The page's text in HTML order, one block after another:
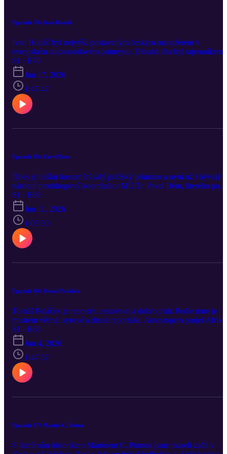
Epizoda 70: Ivan Hodáč
Ivan Hodáč byl nejvýše postaveným českým manažerem v
evropském automobilovém průmyslu. Dlouhá léta byl tajemníkem
Evropské asociace automobilového průmyslu. Mluvili jsme tedy
především o budoucnosti tohoto odvětví ve světle čínské
konkurence a nástupu elektromobility. Ale povídali jsme si i o
jeho působištích, třeba ve Warner Bros. Zajímaví jsou taky Ivanovi
předci. Tatínek – taktéž Ivan – byl nejslavnější prvorepublikový
automobilový závodník a jeho tetou byla herečka Nataša Gollová.
Hned po 21. srpnu 1968 Ivan emigroval. Usadil se v Dánsku, kde
S1 · E70
Jun 17, 2026
1:47:47
Epizoda 69: Pavel Bém
Dnes je naším hostem bývalý pražský primátor a nyní už i bývalý
národní protidrogový koordinátor MUDr. Pavel Bém, kterého po
třech měsících ve funkci vyhodili esemeskou. Proč je Pavel Bém
přesvědčen, že česká protidrogová politika byla až dosud velmi
úspěšná? A proč podle něj skončí katastrofou rozhodnutí stávající
systém rozprášit? Dá se to špatné rozhodnutí ještě zvrátit? Mluvili
jsme samozřejmě i o Praze a o tom, co je podle něj největší
řízení města. Bém vidí problém v málu investic, jejich špatném
řízení a projídání rozpočtu.
S1 · E69
Jun 11, 2026
1:09:50
Epizoda 68: Tomáš Poláček
Tomáš Poláček je reportér, cestovatel a dobrodruh. Podle mne je
mistrem věcné, syrové a drsné reportáže. Autostopem projel Afriku
z jihu na sever, několikrát stopoval z Evropy až na východ Asie,
vloni na Expo do Ósaky, stopem se dopravil i z Aljašky až do
Ohňové země. Vydal o tom knihy. Mimo jiné napsal skvělou knihu
Lacem Déczim, která zaznamenala skutečně autentického člověka
úžasnými postřehy a jazykem. Tomáš je svobodomyslný a odvážný
člověk a není náhodou, že býval – a pořád vlastně je – punkerem.
S1 · E68
Jun 4, 2026
1:47:57
Epizoda 67: Martin C. Putna
S literárním historikem Martinem C. Putnou jsme museli začít v